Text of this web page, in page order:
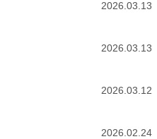
2026.03.13
2026.03.13
2026.03.12
2026.02.24